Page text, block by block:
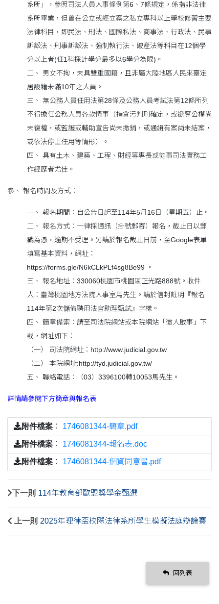
系所」，參照司法人員人事條例第6、7條規定，係指非法律
系所畢業，但曾在公立或經立案之私立專科以上學校修習主要
法律科目，即民法、刑法、國際私法、商事法、行政法、民事
訴訟法、刑事訴訟法、強制執行法、破產法等科目在12個學
分以上者(任1科採計學分最多以6學分為限)。
二、 男女不拘，未具雙重國籍，且非屬大陸地區人民來臺定
居設籍未滿10年之人員。
三、 無公務人員任用法第28條及公務人員考試法第12條所列
不得擔任公務人員各款情事（指貪污判刑確定，或褫奪公權尚
未復權，或監護或輔助宣告尚未撤銷，或通緝有案尚未結案，
或依法停止任用等情形）。
四、 具有土木、建築、工程、財經等專長或從事司法實務工
作經歷者尤佳。
參、 報名時間及方式：
一、 報名期間：自公告日起至114年5月16日（星期五）止。
二、 報名方式：一律採通訊（掛號郵寄）報名，截止日以郵
戳為憑，逾期不受理。另請於報名截止日前，至Google表單
填寫基本資料，網址：
https://forms.gle/N6kCLkPLf4sg8Be99 。
三、 報名地址：330060桃園市桃園區正光路888號。收件
人：臺灣桃園地方法院人事室馬先生。請於信封註明『報名
114年第2次儲備聘用法官助理甄試』字樣。
四、 簡章備索：請至司法院網站或本院網站「徵人啟事」下
載，網址如下：
（一） 司法院網址：http://www.judicial.gov.tw
（二） 本院網址:http://tyd.judicial.gov.tw/
五、 聯絡電話：（03）3396100轉10053馬先生。
詳情請參閱下方簡章與報名表
附件檔案 ： 1746081344-簡章.pdf
附件檔案 ： 1746081344-報名表.doc
附件檔案 ： 1746081344-個資同意書.pdf
下一則 114年教育部歐盟獎學金甄選
上一則 2025年理律盃校際法律系所學生模擬法庭辯論賽
回列表